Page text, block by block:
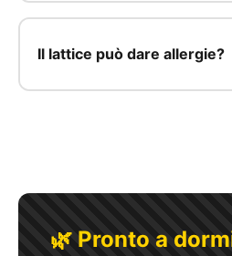
Il lattice può dare allergie?
🌿 Pronto a